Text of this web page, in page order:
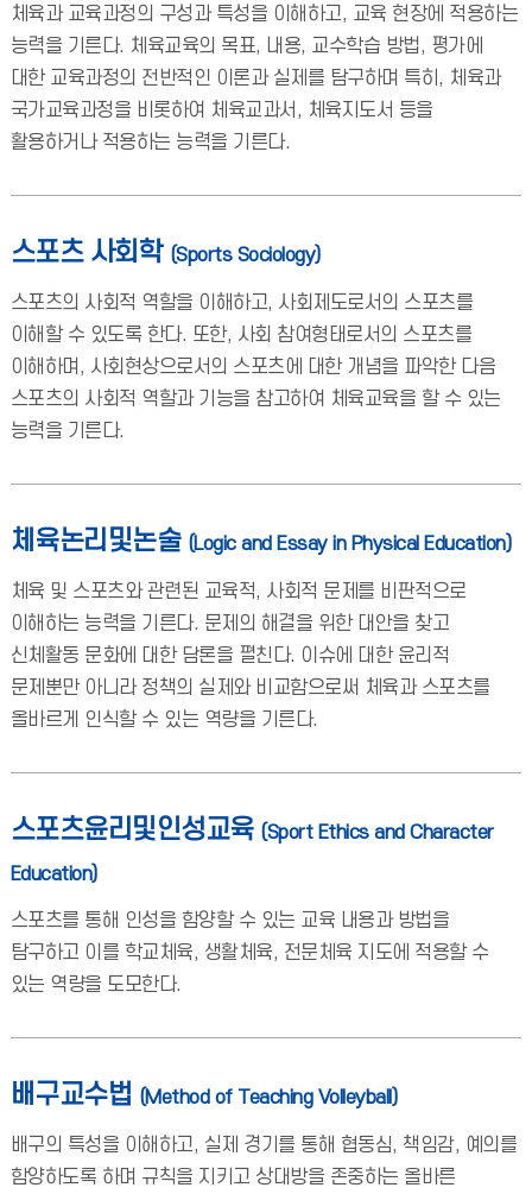
체육과 교육과정의 구성과 특성을 이해하고, 교육 현장에 적용하는
능력을 기른다. 체육교육의 목표, 내용, 교수학습 방법, 평가에
대한 교육과정의 전반적인 이론과 실제를 탐구하며 특히, 체육과
국가교육과정을 비롯하여 체육교과서, 체육지도서 등을
활용하거나 적용하는 능력을 기른다.
스포츠 사회학 (Sports Sociology)
스포츠의 사회적 역할을 이해하고, 사회제도로서의 스포츠를
이해할 수 있도록 한다. 또한, 사회 참여형태로서의 스포츠를
이해하며, 사회현상으로서의 스포츠에 대한 개념을 파악한 다음
스포츠의 사회적 역할과 기능을 참고하여 체육교육을 할 수 있는
능력을 기른다.
체육논리및논술 (Logic and Essay in Physical Education)
체육 및 스포츠와 관련된 교육적, 사회적 문제를 비판적으로
이해하는 능력을 기른다. 문제의 해결을 위한 대안을 찾고
신체활동 문화에 대한 담론을 펼친다. 이슈에 대한 윤리적
문제뿐만 아니라 정책의 실제와 비교함으로써 체육과 스포츠를
올바르게 인식할 수 있는 역량을 기른다.
스포츠윤리및인성교육 (Sport Ethics and Character
Education)
스포츠를 통해 인성을 함양할 수 있는 교육 내용과 방법을
탐구하고 이를 학교체육, 생활체육, 전문체육 지도에 적용할 수
있는 역량을 도모한다.
배구교수법 (Method of Teaching Volleyball)
배구의 특성을 이해하고, 실제 경기를 통해 협동심, 책임감, 예의를
함양하도록 하며 규칙을 지키고 상대방을 존중하는 올바른